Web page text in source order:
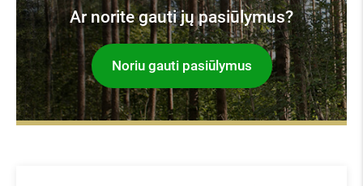
Ar norite gauti jų pasiūlymus?
Noriu gauti pasiūlymus